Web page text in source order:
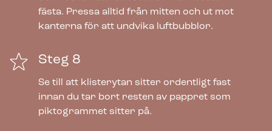
fästa. Pressa alltid från mitten och ut mot
kanterna för att undvika luftbubblor.
Steg 8
Se till att klisterytan sitter ordentligt fast
innan du tar bort resten av pappret som
piktogrammet sitter på.